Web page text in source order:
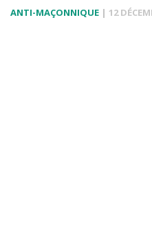
ANTI-MAÇONNIQUE | 12